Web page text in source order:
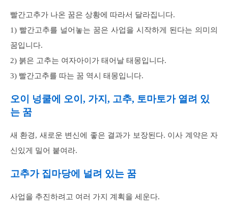
빨간고추가 나온 꿈은 상황에 따라서 달라집니다.
1) 빨간고추를 널어놓는 꿈은 사업을 시작하게 된다는 의미의
꿈입니다.
2) 붉은 고추는 여자아이가 태어날 태몽입니다.
3) 빨간고추를 따는 꿈 역시 태몽입니다.
오이 넝쿨에 오이, 가지, 고추, 토마토가 열려 있
는 꿈
새 환경, 새로운 변신에 좋은 결과가 보장된다. 이사 계약은 자
신있게 밀어 붙여라.
고추가 집마당에 널려 있는 꿈
사업을 추진하려고 여러 가지 계획을 세운다.